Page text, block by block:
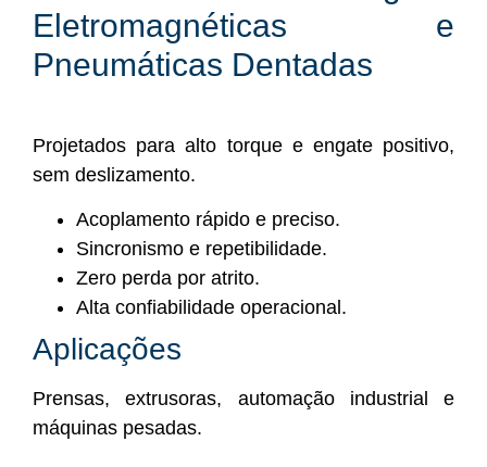
Eletromagnéticas e
Pneumáticas Dentadas
Projetados para alto torque e engate positivo,
sem deslizamento.
Acoplamento rápido e preciso.
Sincronismo e repetibilidade.
Zero perda por atrito.
Alta confiabilidade operacional.
Aplicações
Prensas, extrusoras, automação industrial e
máquinas pesadas.